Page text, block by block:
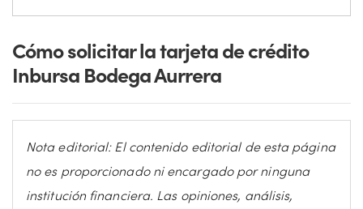
Cómo solicitar la tarjeta de crédito
Inbursa Bodega Aurrera
Nota editorial: El contenido editorial de esta página
no es proporcionado ni encargado por ninguna
institución financiera. Las opiniones, análisis,